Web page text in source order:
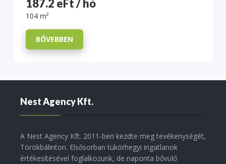
187.2 eFt / hó
104 m²
BŐVEBBEN
Nest Agency Kft.
A Nest Agency Kft. 2011-ben kezdte meg tevékenységét,
Törökbálinton. Elsősorban tükörhegyi ingatlanok
értékesítésével foglalkozunk, de naponta bővülő